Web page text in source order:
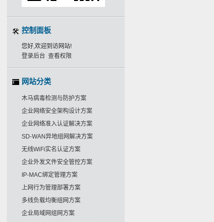
控制面板
您好,欢迎到访网站!
登录后台 查看权限
网站分类
木马病毒检测与防护方案
企业网络安全架构设计方案
企业网络准入认证解决方案
SD-WAN异地组网解决方案
无线WiFi实名认证方案
企业外发文件安全管控方案
IP-MAC绑定管理方案
上网行为管理部署方案
多线负载均衡组网方案
企业局域网组网方案